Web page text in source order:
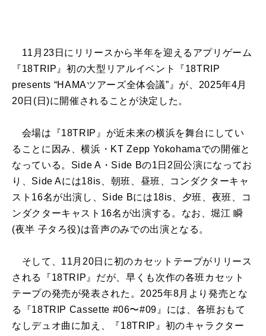
11月23日にリリースから半年を迎えるアプリゲーム
『18TRIP』初の大型リアルイベント『18TRIP
presents “HAMAツアーズ全体会議”』が、2025年4月
20日(日)に開催されることが決定した。
会場は『18TRIP』が近未来の横浜を舞台にしてい
ることに因み、横浜・KT Zepp Yokohamaでの開催と
なっている。Side A・Side Bの1日2回公演になってお
り、Side Aには18is、朝班、昼班、コンダクターキャ
スト16名が出演し、Side Bには18is、夕班、夜班、コ
ンダクターキャスト16名が出演する。なお、堀江 瞬
(夜半 子タろ役)は音声のみでの出演となる。
そして、11月20日に初のカセットテープがリリース
される『18TRIP』だが、早くも次作の各班カセット
テープの発売が発表された。2025年8月より発売とな
る『18TRIP Cassette #06〜#09』には、各班おもて
なしデュオ曲に加え、『18TRIP』初のキャラクター